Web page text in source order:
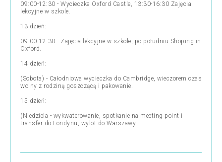
09:00-12:30 - Wycieczka Oxford Castle, 13:30-16:30 Zajęcia
lekcyjne w szkole.
13 dzień:
09:00-12:30 - Zajęcia lekcyjne w szkole, po południu Shoping in
Oxford.
14 dzień:
(Sobota) - Całodniowa wycieczka do Cambridge, wieczorem czas
wolny z rodziną goszczącą i pakowanie.
15 dzień:
(Niedziela - wykwaterowanie, spotkanie na meeting point i
transfer do Londynu, wylot do Warszawy.